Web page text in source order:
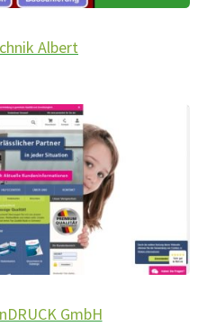
Albert
GmbH